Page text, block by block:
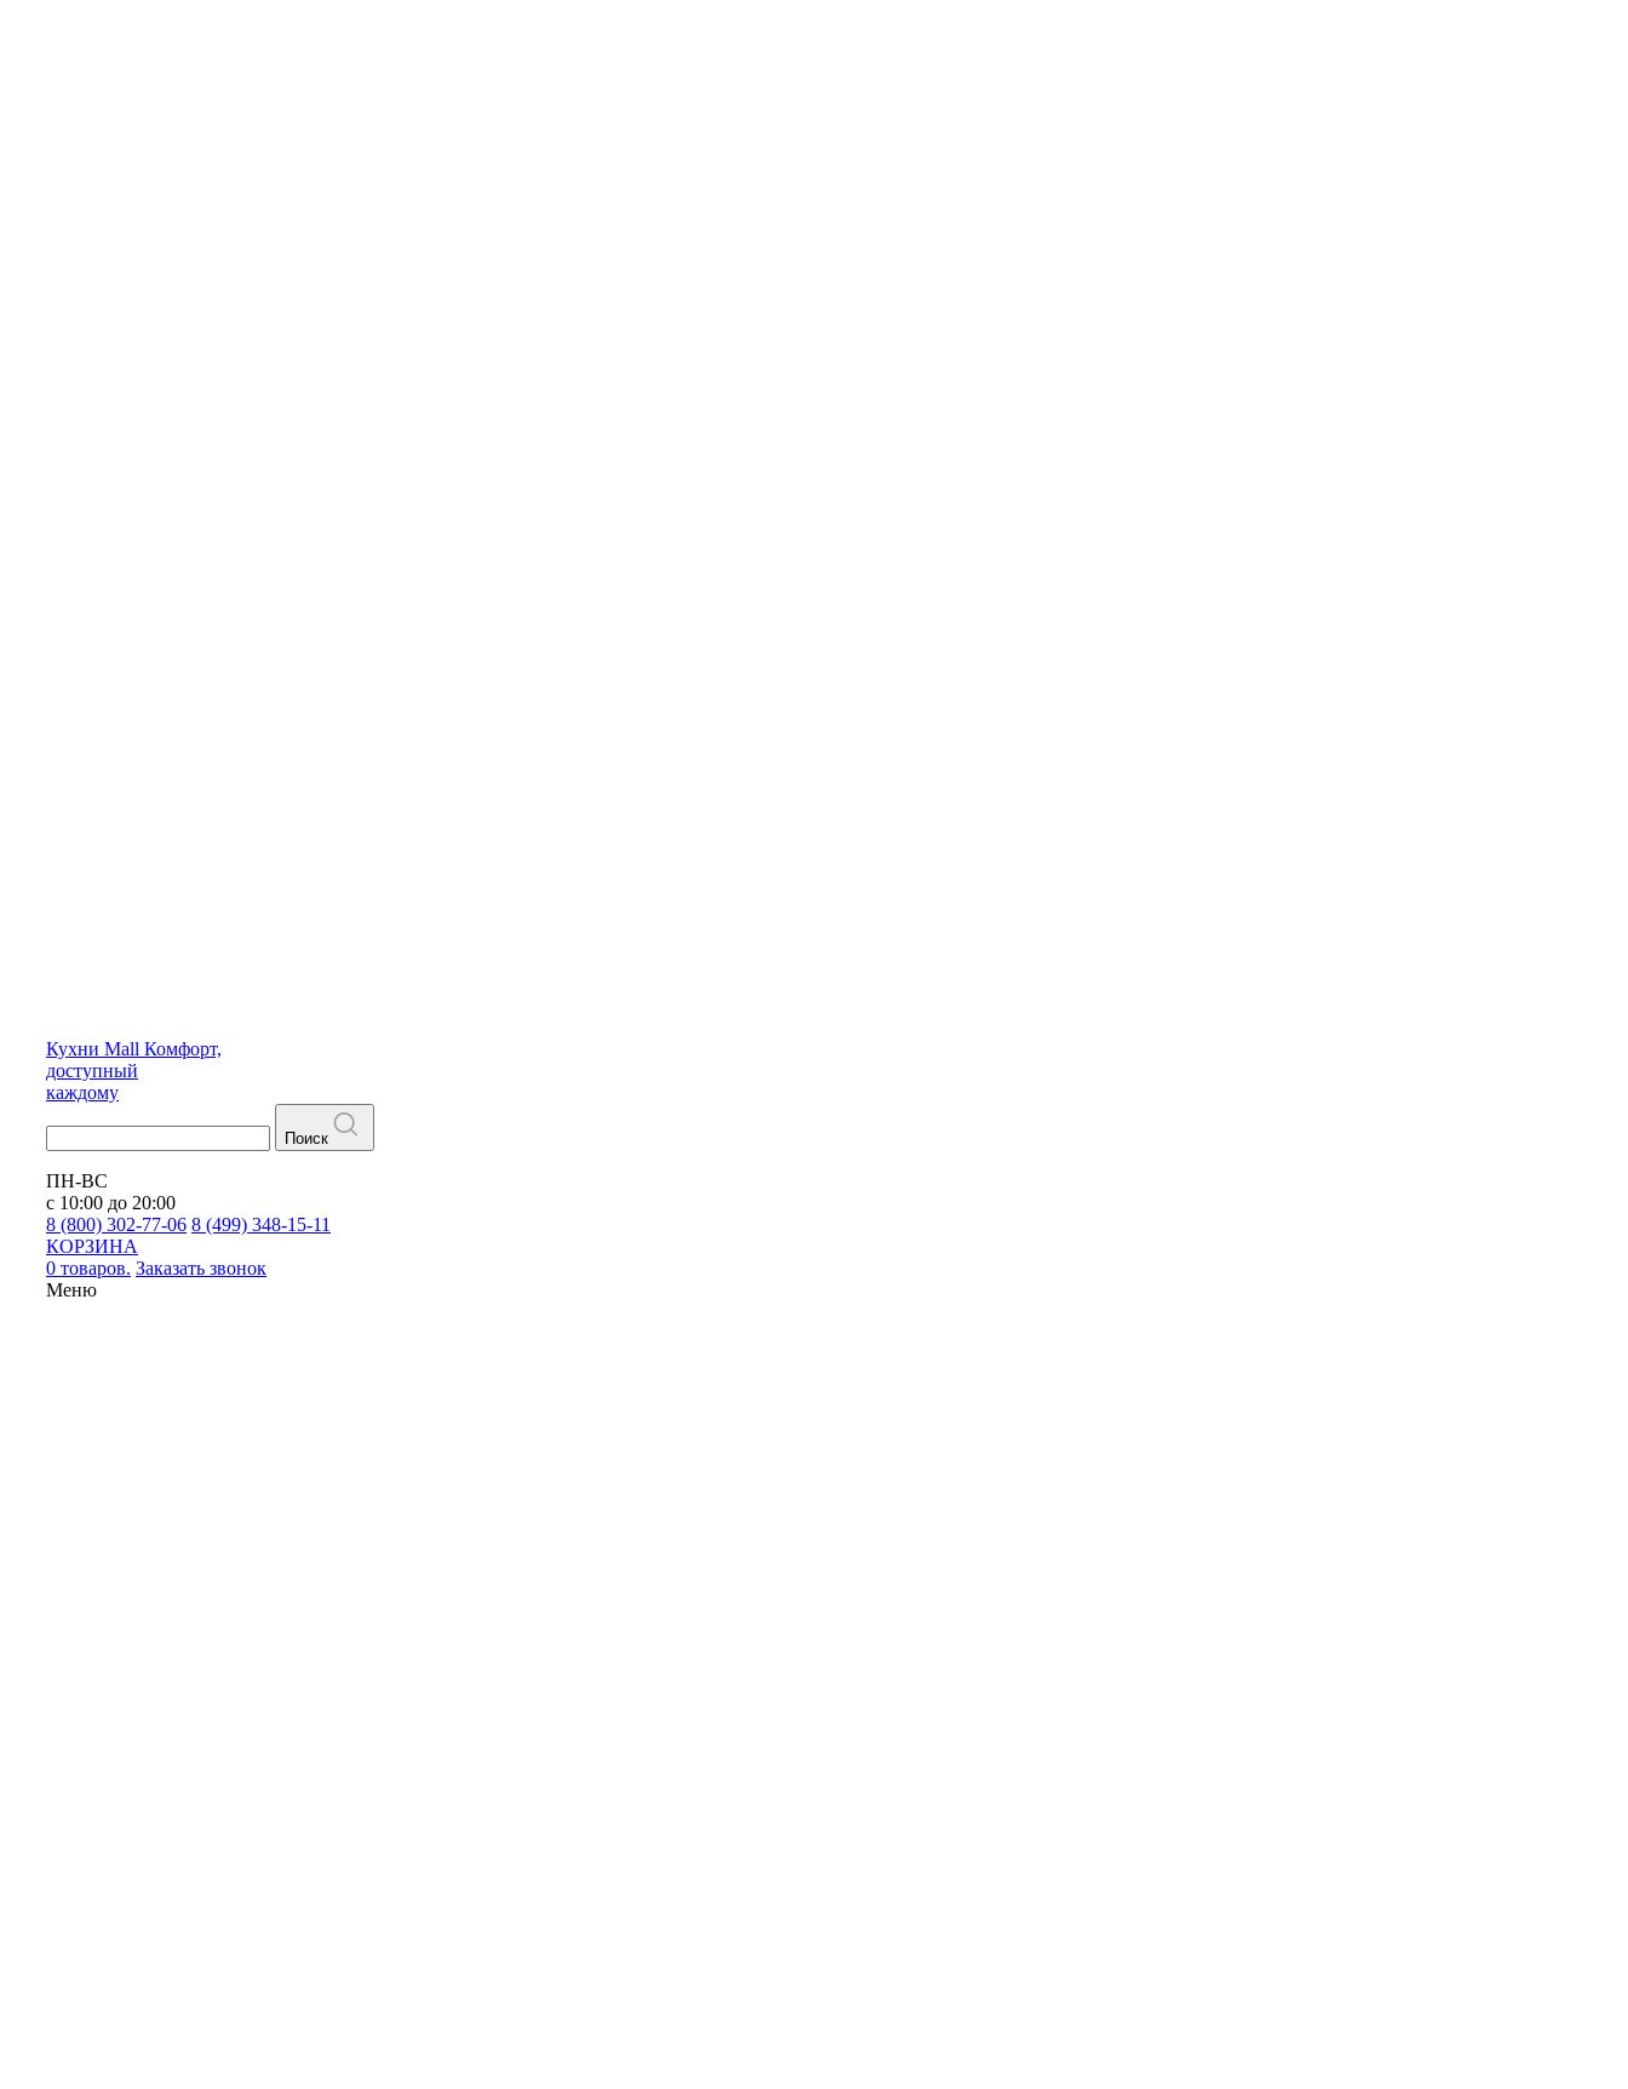
Кухни Mall Комфорт,
доступный
каждому
Поиск
ПН-ВС
с 10:00 до 20:00
8 (800) 302-77-06 8 (499) 348-15-11
КОРЗИНА
0 товаров. Заказать звонок
Меню